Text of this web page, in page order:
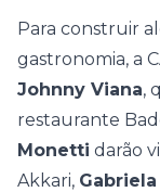
Para construir
gastronomia, a
Johnny Viana,
restaurante
Monetti darão
Akkari,